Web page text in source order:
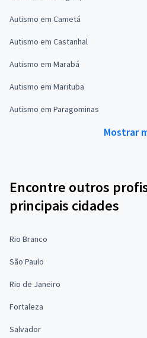
Autismo em Cametá
Autismo em Castanhal
Autismo em Marabá
Autismo em Marituba
Autismo em Paragominas
Mostrar
Encontre outros
principais cidades
Rio Branco
São Paulo
Rio de Janeiro
Fortaleza
Salvador